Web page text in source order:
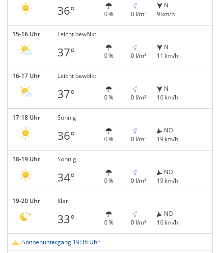
36° 0 % 0 l/m²
N
9 km/h
15-16 Uhr Leicht bewölkt
37° 0 % 0 l/m²
N
11 km/h
16-17 Uhr Leicht bewölkt
37° 0 % 0 l/m²
N
16 km/h
17-18 Uhr Sonnig
36° 0 % 0 l/m²
NO
19 km/h
18-19 Uhr Sonnig
34° 0 % 0 l/m²
NO
19 km/h
19-20 Uhr Klar
33° 0 % 0 l/m²
NO
16 km/h
Sonnenuntergang 19:38 Uhr